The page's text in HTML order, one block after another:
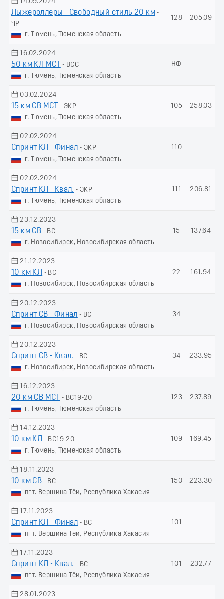
Лыжероллеры - Свободный стиль 20 км -
ЧР
г. Тюмень, Тюменская область
128 205.09
16.02.2024
50 км КЛ МСТ
- ВСС
г. Тюмень, Тюменская область
НФ -
03.02.2024
15 км СВ МСТ
- ЭКР
г. Тюмень, Тюменская область
105 258.03
02.02.2024
Спринт КЛ - Финал - ЭКР
г. Тюмень, Тюменская область
110 -
02.02.2024
Спринт КЛ - Квал. - ЭКР
г. Тюмень, Тюменская область
111 206.81
23.12.2023
15 км СВ - ВС
г. Новосибирск, Новосибирская область
15 137.64
21.12.2023
10 км КЛ
- ВС
г. Новосибирск, Новосибирская область
22 161.94
20.12.2023
Спринт СВ - Финал - ВС
г. Новосибирск, Новосибирская область
34 -
20.12.2023
Спринт СВ - Квал. - ВС
г. Новосибирск, Новосибирская область
34 233.95
16.12.2023
20 км СВ МСТ
- ВС19-20
г. Тюмень, Тюменская область
123 237.89
14.12.2023
10 км КЛ
- ВС19-20
г. Тюмень, Тюменская область
109 169.45
18.11.2023
10 км СВ - ВС
пгт. Вершина Тёи, Республика Хакасия
150 223.30
17.11.2023
Спринт КЛ - Финал - ВС
пгт. Вершина Тёи, Республика Хакасия
101 -
17.11.2023
Спринт КЛ - Квал. - ВС
пгт. Вершина Тёи, Республика Хакасия
101 232.77
28.01.2023